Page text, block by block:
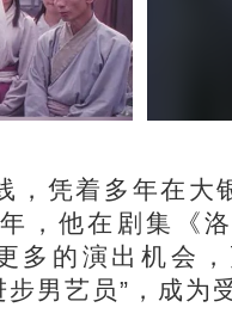
凭着多年在大
，他在剧集《
多的演出机会
男艺员”，成为